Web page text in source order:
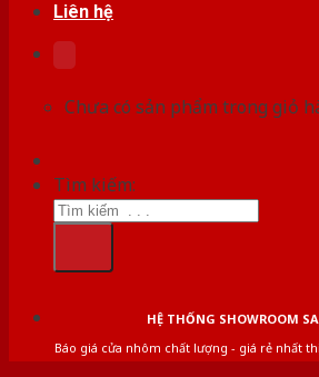
Liên hệ
Chưa có sản phẩm trong giỏ
Tìm kiếm:
HỆ THỐNG SHOWROOM
Báo giá cửa nhôm chất lượng - giá rẻ nhất